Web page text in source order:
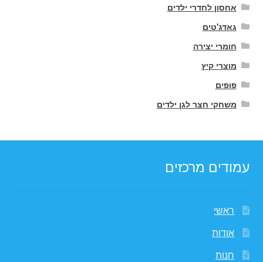
אחסון לחדרי ילדים
גאדג'טים
חומרי יצירה
מוצרי קיץ
פופים
משחקי חצר לגן ילדים
עמודים מרכזים
ראשי
אודות
חנות